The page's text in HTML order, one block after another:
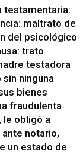
testamentaria:
maltrato de
del psicológico
trato
testadora
ninguna
bienes
fraudulenta
le obligó a
ante notario,
un estado de